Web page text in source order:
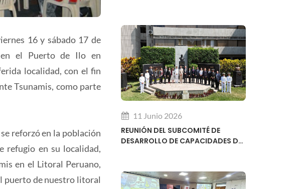
16 y sábado 17 de
en el Puerto de Ilo en
localidad, con el fin
Tsunamis, como parte
reforzó en la población
refugio en su localidad,
en el Litoral Peruano,
puerto de nuestro litoral
LA OHI
11 Junio 2026
REUNIÓN DEL SUBCOMITÉ DE
DESARROLLO DE CAPACIDADES DE